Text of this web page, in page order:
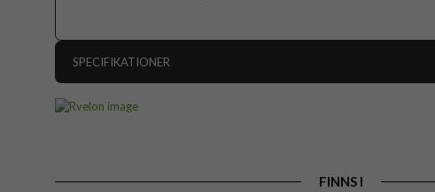
SPECIFIKATIONER
Egenskaper
FINNS I